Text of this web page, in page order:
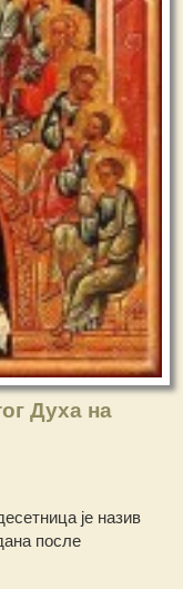
Духа на
је назив
после